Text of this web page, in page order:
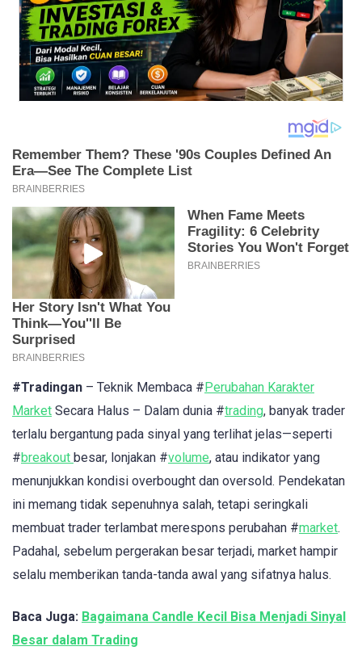
#Tradingan – Teknik Membaca #Perubahan Karakter
Market Secara Halus – Dalam dunia #trading, banyak trader
terlalu bergantung pada sinyal yang terlihat jelas—seperti
#breakout besar, lonjakan #volume, atau indikator yang
menunjukkan kondisi overbought dan oversold. Pendekatan
ini memang tidak sepenuhnya salah, tetapi seringkali
membuat trader terlambat merespons perubahan #market.
Padahal, sebelum pergerakan besar terjadi, market hampir
selalu memberikan tanda-tanda awal yang sifatnya halus.
Baca Juga: Bagaimana Candle Kecil Bisa Menjadi Sinyal
Besar dalam Trading